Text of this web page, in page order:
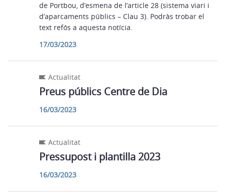
de Portbou, d’esmena de l’article 28 (sistema viari i
d’aparcaments públics – Clau 3). Podràs trobar el
text refós a aquesta notícia.
17/03/2023
Actualitat
Preus públics Centre de Dia
16/03/2023
Actualitat
Pressupost i plantilla 2023
16/03/2023